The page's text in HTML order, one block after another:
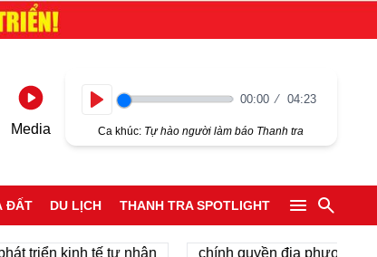
Media
00:00 04:23
Ca khúc: Tự hào người làm báo Thanh tra
ĐẤT DU LỊCH THANH TRA SPOTLIGHT
kinh tế tư nhân chính quyền địa phương 2 cấp